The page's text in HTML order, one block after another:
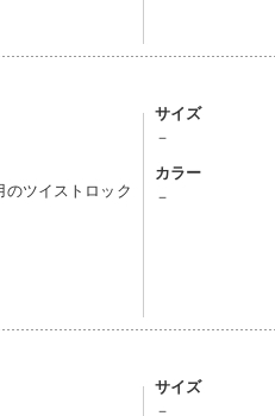
ツイストロック
サイズ
－
カラー
－
サイズ
－